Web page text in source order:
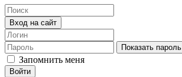
Вход на сайт
Показать пароль
Запомнить меня
Войти